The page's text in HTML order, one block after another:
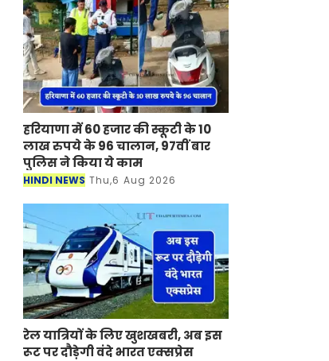
को मिल रही है, ज
हरियाणा में 60 हजार की स्कूटी के 10
लाख रुपये के 96 चालान, 97वीं बार
पुलिस ने किया ये काम
HINDI NEWS Thu,6 Aug 2026
रेल यात्रियों के लिए खुशखबरी, अब इस
रूट पर दौड़ेगी वंदे भारत एक्‍सप्रेस